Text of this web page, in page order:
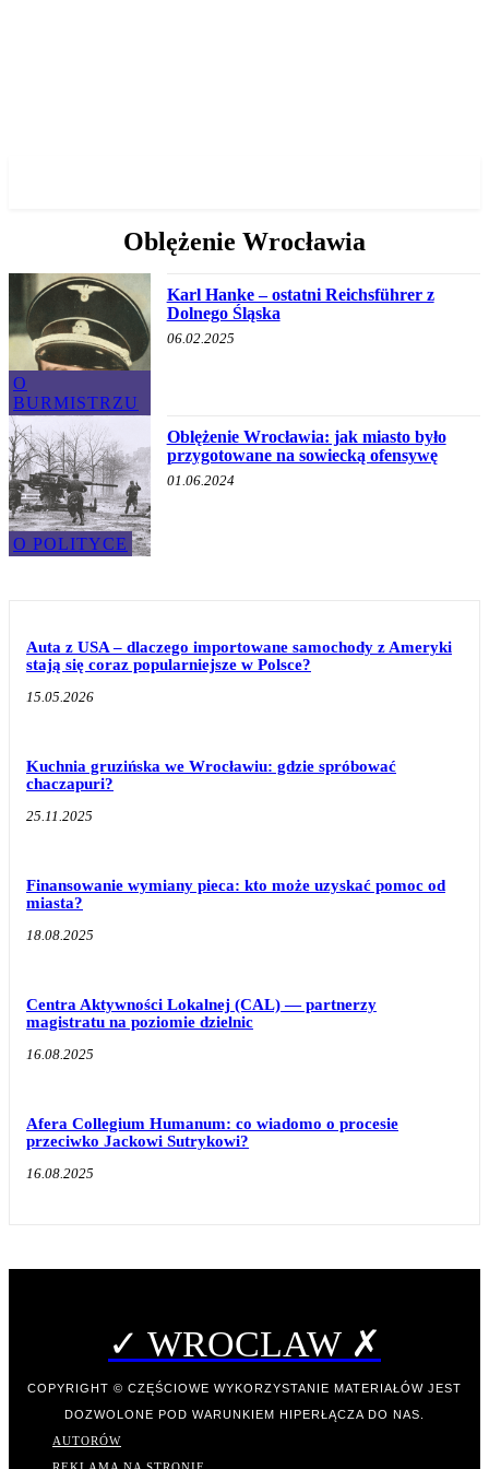
Oblężenie Wrocławia
O
BURMISTRZU
Karl Hanke – ostatni Reichsführer z
Dolnego Śląska
06.02.2025
O POLITYCE
Oblężenie Wrocławia: jak miasto było
przygotowane na sowiecką ofensywę
01.06.2024
Auta z USA – dlaczego importowane samochody z Ameryki
stają się coraz popularniejsze w Polsce?
15.05.2026
Kuchnia gruzińska we Wrocławiu: gdzie spróbować
chaczapuri?
25.11.2025
Finansowanie wymiany pieca: kto może uzyskać pomoc od
miasta?
18.08.2025
Centra Aktywności Lokalnej (CAL) — partnerzy
magistratu na poziomie dzielnic
16.08.2025
Afera Collegium Humanum: co wiadomo o procesie
przeciwko Jackowi Sutrykowi?
16.08.2025
✓ WROCLAW ✗
COPYRIGHT © CZĘŚCIOWE WYKORZYSTANIE MATERIAŁÓW JEST
DOZWOLONE POD WARUNKIEM HIPERŁĄCZA DO NAS.
AUTORÓW